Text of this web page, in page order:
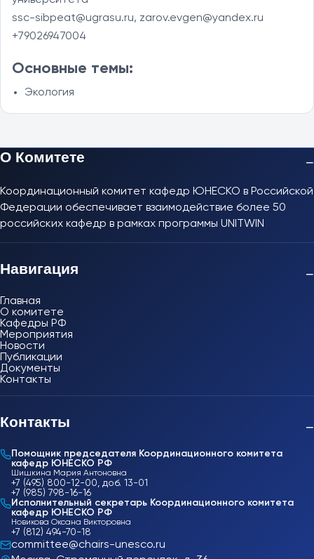
ssc-sibpeat@ugrasu.ru, zarov.evgen@yandex.ru
+79026947004
Основные темы:
Экология
О Комитете −
Координационный комитет кафедр ЮНЕСКО в Российской
Федерации обеспечивает взаимодействие более 50
российских кафедр в рамках программы UNITWIN
Навигация −
Главная
О комитете
Кафедры РФ
Мероприятия
Новости
Публикации
Документы
Контакты
Контакты −
Помощник председателя Координационного комитета
кафедр ЮНЕСКО РФ
Шишкина Мария Антоновна
+7 (495) 800-12-00, доб. 13-01
+7 (985) 798-16-16
Исполнительный секретарь Координационного комитета
кафедр ЮНЕСКО РФ
Новикова Оксана Викторовна
+7 (812) 494-70-18
committee@chairs-unesco.ru